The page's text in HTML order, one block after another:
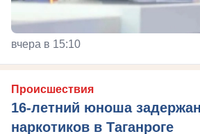
вчера в 15:10
Происшествия
16-летний юноша
наркотиков в Таганроге